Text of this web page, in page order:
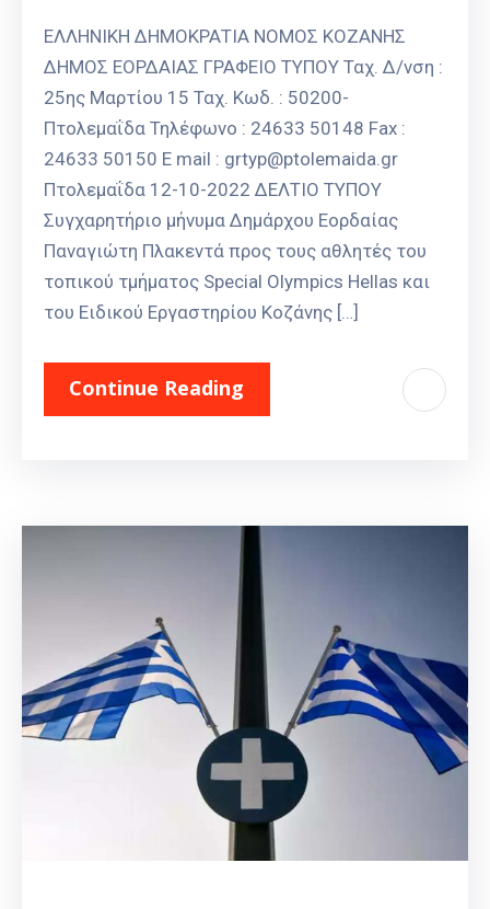
ΕΛΛΗΝΙΚΗ ΔΗΜΟΚΡΑΤΙΑ ΝΟΜΟΣ ΚΟΖΑΝΗΣ
ΔΗΜΟΣ ΕΟΡΔΑΙΑΣ ΓΡΑΦΕΙΟ ΤΥΠΟΥ Ταχ. Δ/νση :
25ης Μαρτίου 15 Ταχ. Κωδ. : 50200-
Πτολεμαΐδα Τηλέφωνο : 24633 50148 Fax :
24633 50150 E mail : grtyp@ptolemaida.gr
Πτολεμαΐδα 12-10-2022 ΔΕΛΤΙΟ ΤΥΠΟΥ
Συγχαρητήριο μήνυμα Δημάρχου Εορδαίας
Παναγιώτη Πλακεντά προς τους αθλητές του
τοπικού τμήματος Special Olympics Hellas και
του Ειδικού Εργαστηρίου Κοζάνης […]
Continue Reading